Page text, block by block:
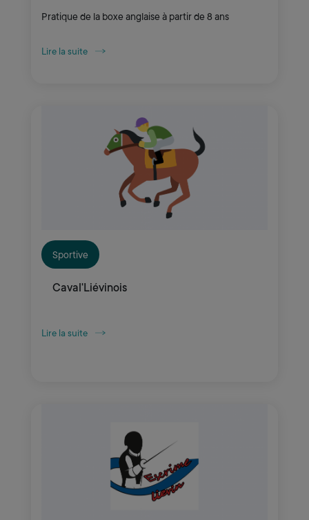
Lire la suite
Sportive
Caval'Liévinois
Lire la suite